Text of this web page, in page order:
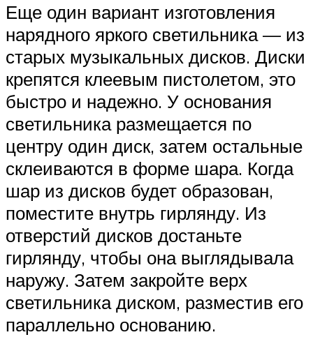
Еще один вариант изготовления
нарядного яркого светильника — из
старых музыкальных дисков. Диски
крепятся клеевым пистолетом, это
быстро и надежно. У основания
светильника размещается по
центру один диск, затем остальные
склеиваются в форме шара. Когда
шар из дисков будет образован,
поместите внутрь гирлянду. Из
отверстий дисков достаньте
гирлянду, чтобы она выглядывала
наружу. Затем закройте верх
светильника диском, разместив его
параллельно основанию.